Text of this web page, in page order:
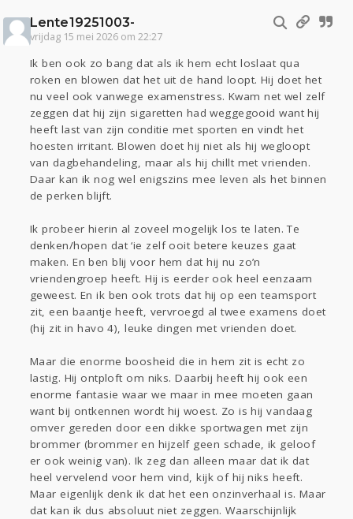
Lente19251003-
vrijdag 15 mei 2026 om 22:27
Ik ben ook zo bang dat als ik hem echt loslaat qua
roken en blowen dat het uit de hand loopt. Hij doet het
nu veel ook vanwege examenstress. Kwam net wel zelf
zeggen dat hij zijn sigaretten had weggegooid want hij
heeft last van zijn conditie met sporten en vindt het
hoesten irritant. Blowen doet hij niet als hij wegloopt
van dagbehandeling, maar als hij chillt met vrienden.
Daar kan ik nog wel enigszins mee leven als het binnen
de perken blijft.
Ik probeer hierin al zoveel mogelijk los te laten. Te
denken/hopen dat ‘ie zelf ooit betere keuzes gaat
maken. En ben blij voor hem dat hij nu zo’n
vriendengroep heeft. Hij is eerder ook heel eenzaam
geweest. En ik ben ook trots dat hij op een teamsport
zit, een baantje heeft, vervroegd al twee examens doet
(hij zit in havo 4), leuke dingen met vrienden doet.
Maar die enorme boosheid die in hem zit is echt zo
lastig. Hij ontploft om niks. Daarbij heeft hij ook een
enorme fantasie waar we maar in mee moeten gaan
want bij ontkennen wordt hij woest. Zo is hij vandaag
omver gereden door een dikke sportwagen met zijn
brommer (brommer en hijzelf geen schade, ik geloof
er ook weinig van). Ik zeg dan alleen maar dat ik dat
heel vervelend voor hem vind, kijk of hij niks heeft.
Maar eigenlijk denk ik dat het een onzinverhaal is. Maar
dat kan ik dus absoluut niet zeggen. Waarschijnlijk